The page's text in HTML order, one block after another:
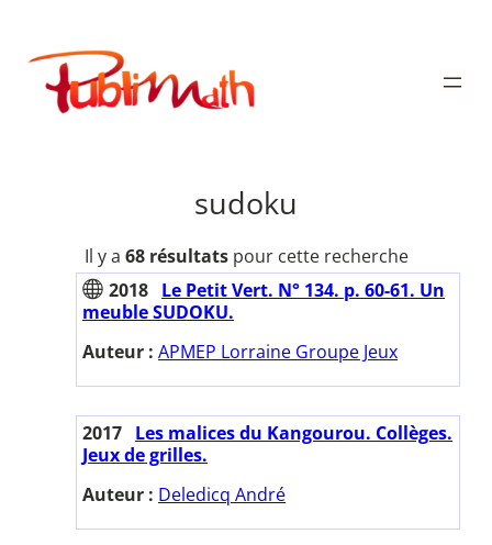
contenu
Publimath
sudoku
Il y a 68 résultatspour cette recherche
2018 Le Petit Vert. N° 134. p. 60-61. Un
meuble SUDOKU.
Auteur : APMEP Lorraine Groupe Jeux
2017 Les malices du Kangourou. Collèges.
Jeux de grilles.
Auteur : Deledicq André